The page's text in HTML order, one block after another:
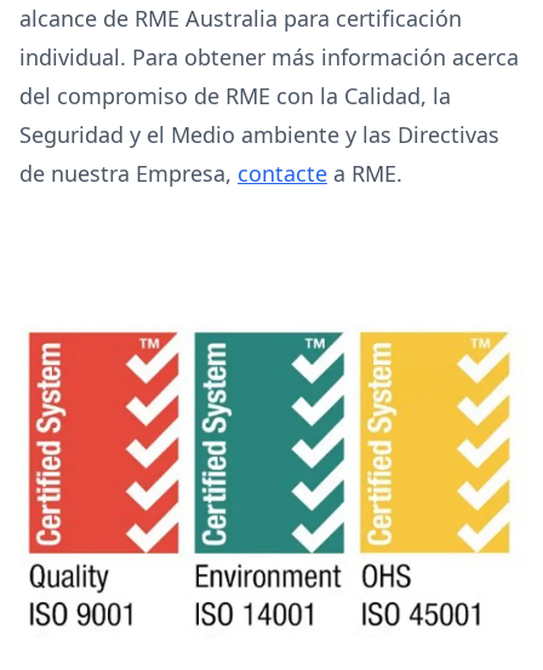
alcance de RME Australia para certificación
individual. Para obtener más información acerca
del compromiso de RME con la Calidad, la
Seguridad y el Medio ambiente y las Directivas
de nuestra Empresa, contacte a RME.